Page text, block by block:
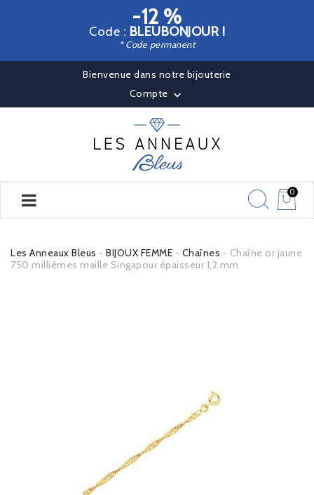
-12 %
Code : BLEUBONJOUR !
* Code permanent
Bienvenue dans notre bijouterie
Compte 
0
Les Anneaux Bleus BIJOUX FEMME Chaînes
Chaîne or jaune
750 millièmes maille Singapour épaisseur 1,2 mm